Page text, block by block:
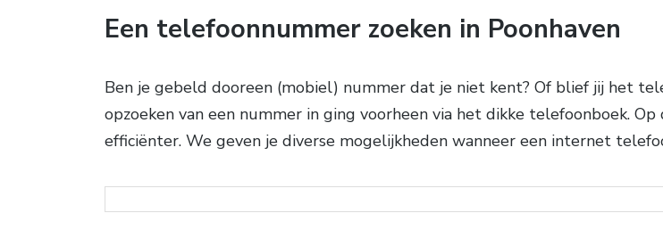
Een telefoonnummer zoeken in Poonhaven
Ben je gebeld dooreen (mobiel) nummer dat je niet kent? Of blief jij het
opzoeken van een nummer in ging voorheen via het dikke telefoonboek.
efficiënter. We geven je diverse mogelijkheden wanneer een internet